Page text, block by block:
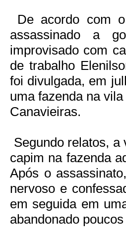
De acordo com
assassinado a
improvisado com
de trabalho
foi divulgada, em
uma fazenda na
Canavieiras.
Segundo relatos,
capim na fazenda
Após o
nervoso e
em seguida em
abandonado